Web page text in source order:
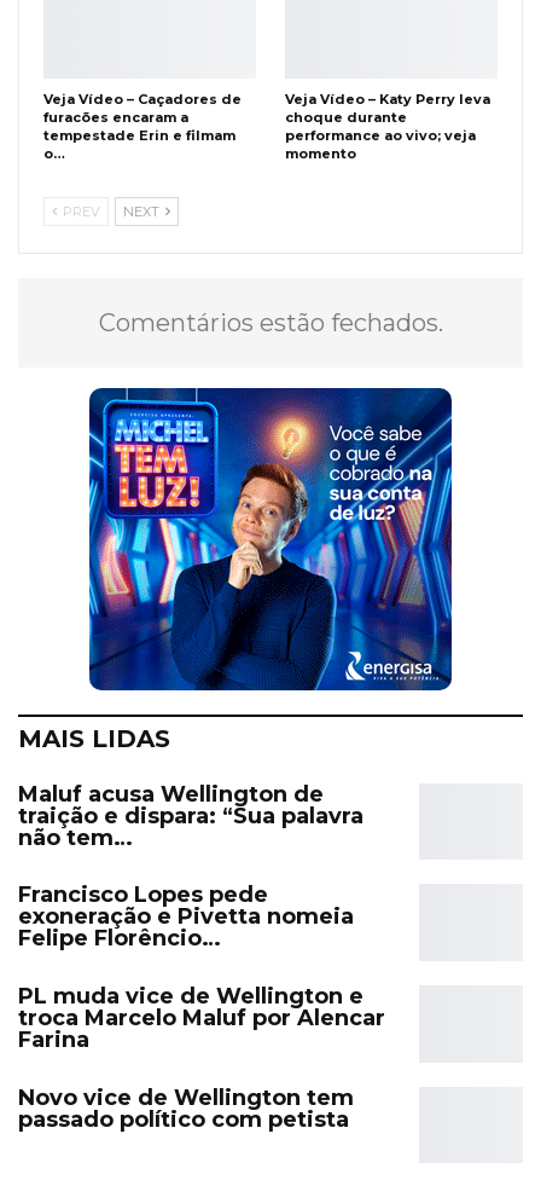
Veja Vídeo – Caçadores de
furacões encaram a
tempestade Erin e filmam
o…
Veja Vídeo – Katy Perry leva
choque durante
performance ao vivo; veja
momento
PREV NEXT
Comentários estão fechados.
MAIS LIDAS
Maluf acusa Wellington de
traição e dispara: “Sua palavra
não tem…
Francisco Lopes pede
exoneração e Pivetta nomeia
Felipe Florêncio…
PL muda vice de Wellington e
troca Marcelo Maluf por Alencar
Farina
Novo vice de Wellington tem
passado político com petista